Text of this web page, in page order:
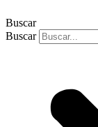
Buscar
Buscar